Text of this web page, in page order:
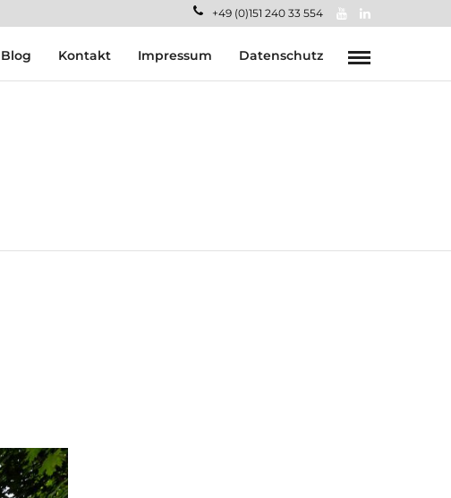
+49 (0)151 240 33 554
Blog Kontakt Impressum Datenschutz